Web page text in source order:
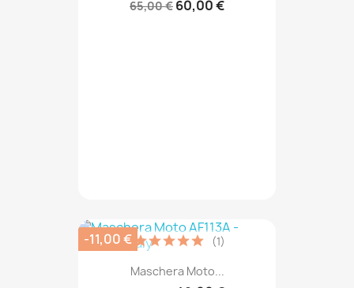
65,00 € 60,00 €
Maschera Moto...
(1)
-11,00 €